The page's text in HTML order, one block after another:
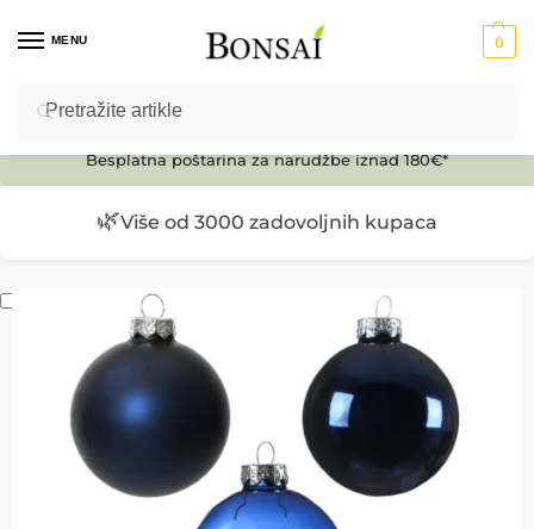
MENU 0
Ulaz u E-SHOP
Besplatna poštarina za narudžbe iznad 180€*
🌿Više od 3000 zadovoljnih kupaca